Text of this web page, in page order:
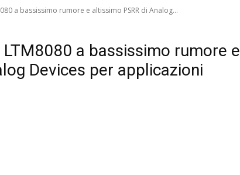
a bassissimo rumore e altissimo PSRR di Analog...
a bassissimo rumore e
Devices per applicazioni